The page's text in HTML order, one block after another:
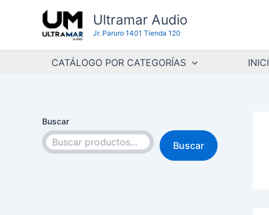
contenido
Ultramar Audio
Jr. Paruro 1401 Tienda 120
CATÁLOGO POR CATEGORÍAS
Buscar
Buscar